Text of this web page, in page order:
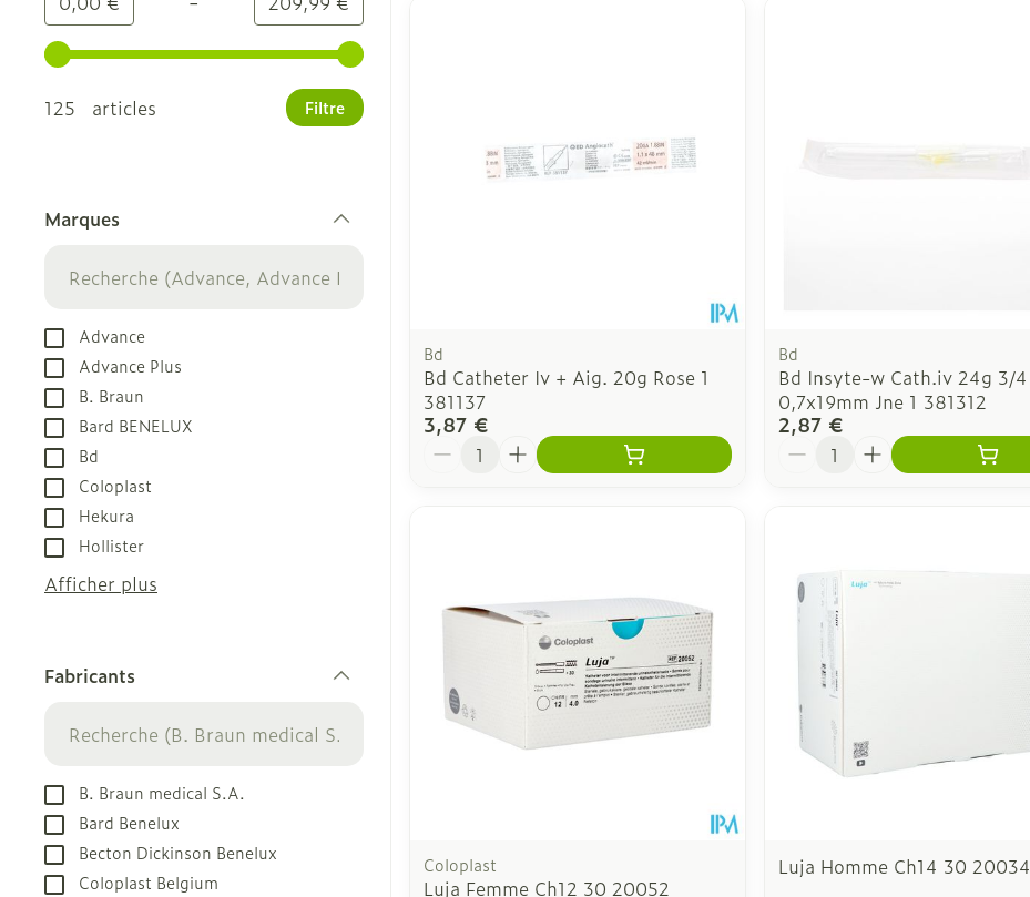
Utilisez les touches fléchées gauche et droite pour ajuster les valeurs minimales et maximales du prix.
125 articles
Filtre
Marques
Advance
Advance Plus
B. Braun
Bard BENELUX
Bd
Coloplast
Hekura
Hollister
Afficher plus
Fabricants
B. Braun medical S.A.
Bard Benelux
Becton Dickinson Benelux
Coloplast Belgium
Bd
Bd Catheter Iv + Aig. 20g Rose 1
381137
3,87 €
Quantité
Bd
Bd Insyte-w Cath.iv 24g 3/4
0,7x19mm Jne 1 381312
2,87 €
Quantité
Coloplast
Luja Femme Ch12 30 20052
Luja Homme Ch14 30 20034